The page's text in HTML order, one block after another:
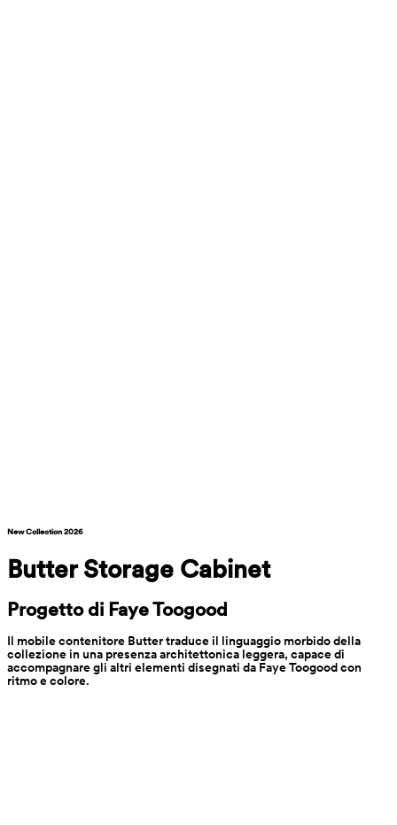
New Collection 2026
Butter Storage Cabinet
Progetto di Faye Toogood
Il mobile contenitore Butter traduce il linguaggio morbido della
collezione in una presenza architettonica leggera, capace di
accompagnare gli altri elementi disegnati da Faye Toogood con
ritmo e colore.